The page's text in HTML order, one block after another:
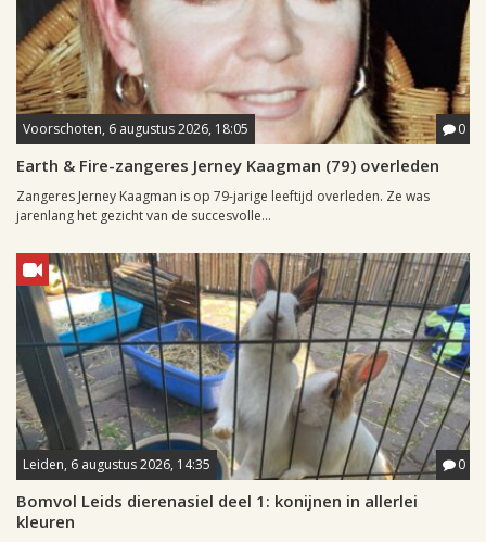
Voorschoten, 6 augustus 2026, 18:05 0
Earth & Fire-zangeres Jerney Kaagman (79) overleden
Zangeres Jerney Kaagman is op 79-jarige leeftijd overleden. Ze was
jarenlang het gezicht van de succesvolle...
Leiden, 6 augustus 2026, 14:35 0
Bomvol Leids dierenasiel deel 1: konijnen in allerlei
kleuren